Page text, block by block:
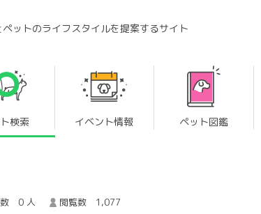
ペットのライフスタイルを提案するサイト
検索 イベント情報 ペット図鑑
数 0 人 閲覧数 1,077